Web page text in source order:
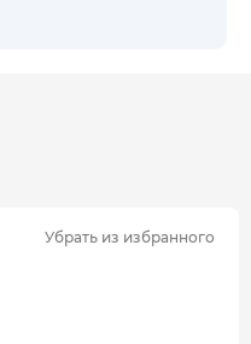
Убрать из избранного